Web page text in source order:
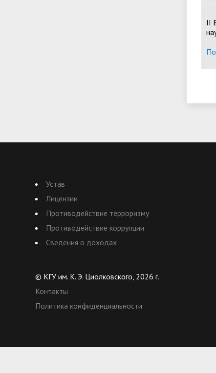
II
Устав
Лицензии
Противодействие терроризму
Противодействие коррупции
Сведения о доходах
© КГУ им. К. Э. Циолковского, 2026 г.
Контакты
Политика конфиденциальности